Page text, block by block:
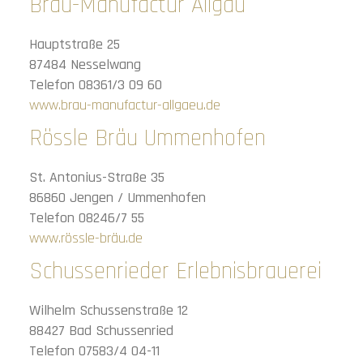
Hauptstraße 25
87484 Nesselwang
Telefon 08361/3 09 60
www.brau-manufactur-allgaeu.de
Rössle Bräu Ummenhofen
St. Antonius-Straße 35
86860 Jengen / Ummenhofen
Telefon 08246/7 55
www.rössle-bräu.de
Schussenrieder Erlebnisbrauerei
Wilhelm Schussenstraße 12
88427 Bad Schussenried
Telefon 07583/4 04-11